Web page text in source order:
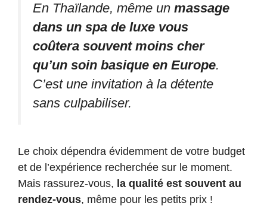
En Thaïlande, même un massage
dans un spa de luxe vous
coûtera souvent moins cher
qu’un soin basique en Europe.
C’est une invitation à la détente
sans culpabiliser.
Le choix dépendra évidemment de votre budget
et de l’expérience recherchée sur le moment.
Mais rassurez-vous, la qualité est souvent au
rendez-vous, même pour les petits prix !